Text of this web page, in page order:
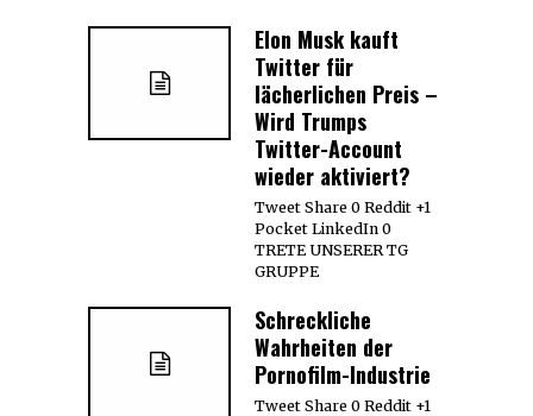
Elon Musk kauft
Twitter für
lächerlichen Preis –
Wird Trumps
Twitter-Account
wieder aktiviert?
Tweet Share 0 Reddit +1
Pocket LinkedIn 0
TRETE UNSERER TG
GRUPPE
Schreckliche
Wahrheiten der
Pornofilm-Industrie
Tweet Share 0 Reddit +1